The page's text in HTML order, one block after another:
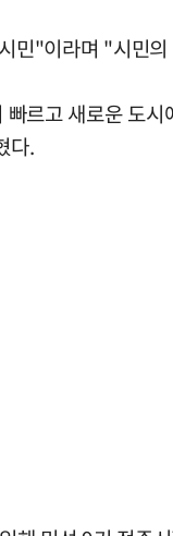
민"이라며 "시민
르고 새로운 도
다.